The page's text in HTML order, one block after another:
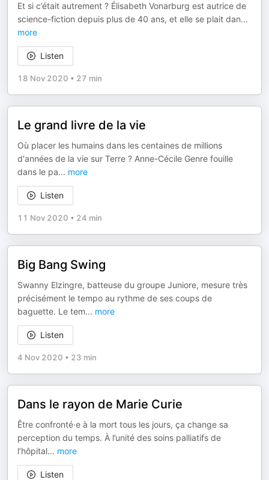
Et si c’était autrement ? Élisabeth Vonarburg est autrice de
science-fiction depuis plus de 40 ans, et elle se plait dan...
more
Listen
18 Nov 2020 • 27 min
Le grand livre de la vie
Où placer les humains dans les centaines de millions
d'années de la vie sur Terre ? Anne-Cécile Genre fouille
dans le pa... more
Listen
11 Nov 2020 • 24 min
Big Bang Swing
Swanny Elzingre, batteuse du groupe Juniore, mesure très
précisément le tempo au rythme de ses coups de
baguette. Le tem... more
Listen
4 Nov 2020 • 23 min
Dans le rayon de Marie Curie
Être confronté·e à la mort tous les jours, ça change sa
perception du temps. À l’unité des soins palliatifs de
l’hôpital... more
Listen